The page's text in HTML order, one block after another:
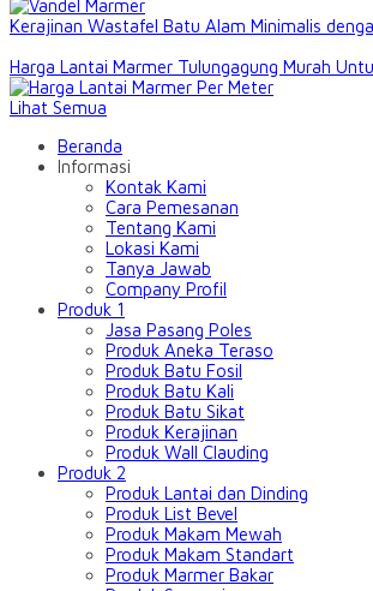
Kerajinan Wastafel Batu Alam Minimalis
Harga Lantai Marmer Tulungagung Murah
Lihat Semua
Beranda
Informasi
Kontak Kami
Cara Pemesanan
Tentang Kami
Lokasi Kami
Tanya Jawab
Company Profil
Produk 1
Jasa Pasang Poles
Produk Aneka Teraso
Produk Batu Fosil
Produk Batu Kali
Produk Batu Sikat
Produk Kerajinan
Produk Wall Clauding
Produk 2
Produk Lantai dan Dinding
Produk List Bevel
Produk Makam Mewah
Produk Makam Standart
Produk Marmer Bakar